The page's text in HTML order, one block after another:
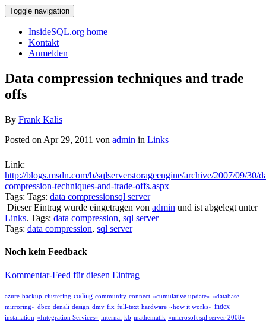
Toggle navigation
InsideSQL.org home
Kontakt
Anmelden
Data compression techniques and trade
offs
By Frank Kalis
Posted on Apr 29, 2011 von admin in Links
Link:
http://blogs.msdn.com/b/sqlserverstorageengine/archive/2007/09/30/
compression-techniques-and-trade-offs.aspx
Tags: Tags: data compressionsql server
Dieser Eintrag wurde eingetragen von admin und ist abgelegt unter
Links. Tags: data compression, sql server
Tags: data compression, sql server
Noch kein Feedback
Kommentar-Feed für diesen Eintrag
azure backup clustering coding community connect «cumulative update» «database
mirroring» dbcc denali design dmv fix full-text hardware «how it works» index
installation «Integration Services» internal kb mathematik «microsoft sql server 2008»